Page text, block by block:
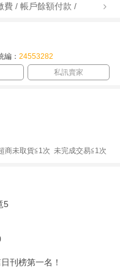
費 / 帳戶餘額付款 /
： 24553282
私訊賣家
商未取貨≦1次 未完成交易≦1次
5
刊榜第一名！